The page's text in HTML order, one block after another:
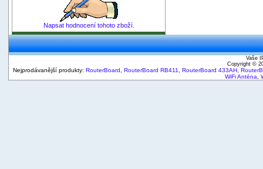
Napsat hodnocení tohoto zboží.
Vaše
Copyright ©
Nejprodávanější produkty: RouterBoard RouterBoard RB411 RouterBoard 433AH
WiFi Anténa